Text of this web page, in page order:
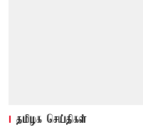
தமிழக செய்திகள்